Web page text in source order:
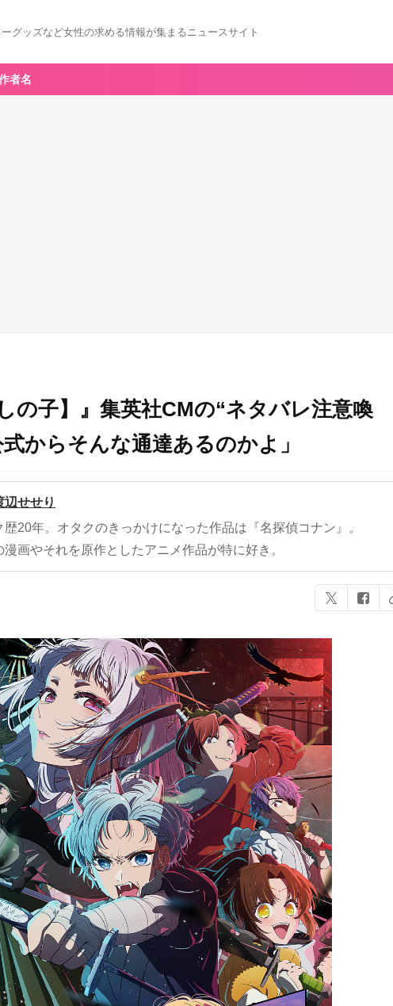
グッズなど女性の求める情報が集まるニュースサイト
者名
の子】』集英社CMの“ネタバレ注意喚
からそんな通達あるのかよ」
辺せせり
歴20年。オタクのきっかけになった作品は『名探偵コナン』。
漫画やそれを原作としたアニメ作品が特に好き。